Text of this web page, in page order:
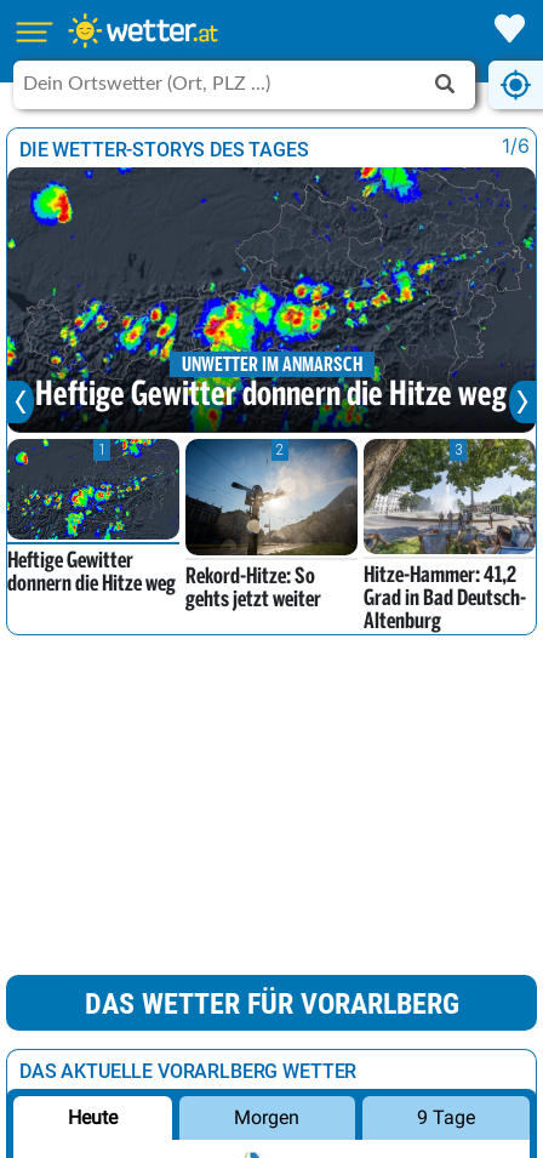
DIE WETTER-STORYS DES TAGES
UNWETTER IM ANMARSCH
Heftige Gewitter donnern die Hitze weg
1
Heftige Gewitter
donnern die Hitze weg
2
Rekord-Hitze: So
gehts jetzt weiter
3
Hitze-Hammer: 41,2
Grad in Bad Deutsch-
Altenburg
1/6
DAS WETTER FÜR VORARLBERG
DAS AKTUELLE VORARLBERG WETTER
Heute Morgen 9 Tage